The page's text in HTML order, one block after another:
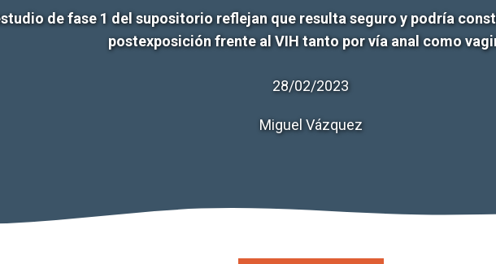
de fase 1 del supositorio reflejan que resulta seguro y podría
postexposición frente al VIH tanto por vía anal como
28/02/2023
Miguel Vázquez